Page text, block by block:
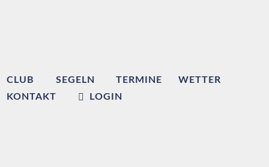
CLUB SEGELN TERMINE
WETTER
KONTAKT
LOGIN